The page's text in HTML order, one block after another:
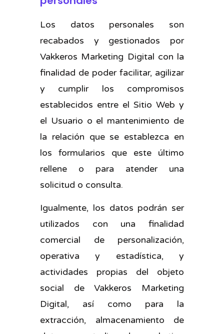
Los datos personales son
recabados y gestionados por
Vakkeros Marketing Digital con la
finalidad de poder facilitar, agilizar
y cumplir los compromisos
establecidos entre el Sitio Web y
el Usuario o el mantenimiento de
la relación que se establezca en
los formularios que este último
rellene o para atender una
solicitud o consulta.
Igualmente, los datos podrán ser
utilizados con una finalidad
comercial de personalización,
operativa y estadística, y
actividades propias del objeto
social de Vakkeros Marketing
Digital, así como para la
extracción, almacenamiento de